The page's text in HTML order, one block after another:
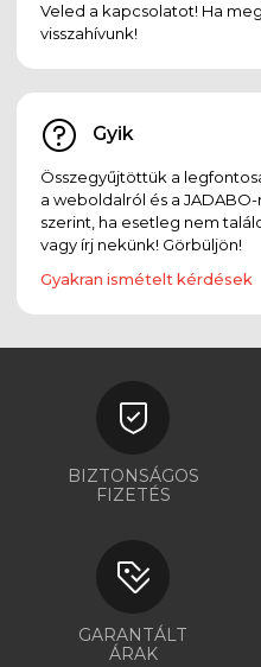
Veled a kapcsolatot! Ha
visszahívunk!
Gyik
Összegyűjtöttük a
a weboldalról és a
szerint, ha esetleg nem
vagy írj nekünk! Görbüljön!
Gyakran ismételt kérdések
BIZTONSÁGOS
FIZETÉS
GARANTÁLT
ÁRAK